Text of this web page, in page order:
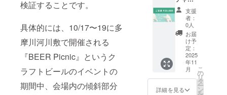
検証することです。
具体的には、10/17〜19に多
摩川河川敷で開催される
『BEER Picnic』というク
ラフトビールのイベントの
期間中、会場内の傾斜部分
にてお
渡しし
ます。
（11月
頃） ・
イベン
ト中止
の場合
は研究
成果報
データ
す。 ●
どて
ファニ
チャー
にお名
前掲載
どて
ファニ
チャー
に支援
者様の
を1つレ
ンタ
ル】
『どて
ファニ
チャー
』１つ
を、あ
なたの
イベン
トやプ
支援
者：
0人
お届
け予
定：
2025
年11
月
詳細を見る
こ
の
リ
タ
ー
ン